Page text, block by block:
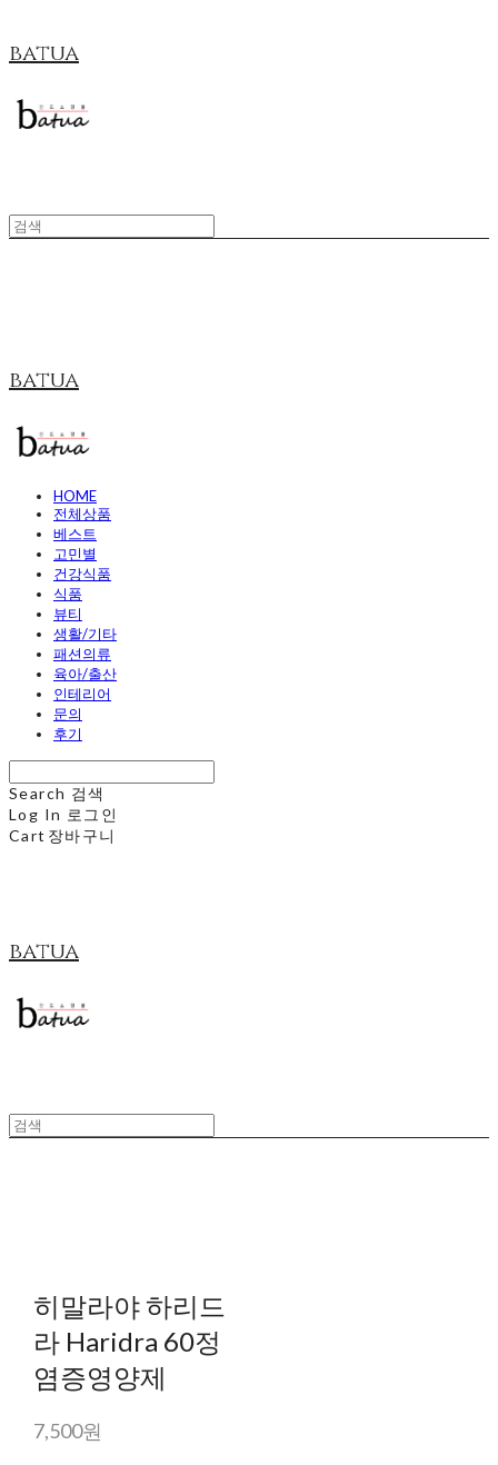
batua
batua
HOME
전체상품
베스트
고민별
건강식품
식품
뷰티
생활/기타
패션의류
육아/출산
인테리어
문의
후기
Search 검색
Log In 로그인
Cart 장바구니
batua
히말라야 하리드
라 Haridra 60정
염증영양제
7,500원